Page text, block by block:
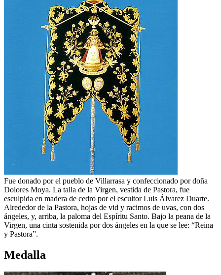
Fue donado por el pueblo de Villarrasa y confeccionado por doña
Dolores Moya. La talla de la Virgen, vestida de Pastora, fue
esculpida en madera de cedro por el escultor Luis Álvarez Duarte.
Alrededor de la Pastora, hojas de vid y racimos de uvas, con dos
ángeles, y, arriba, la paloma del Espíritu Santo. Bajo la peana de la
Virgen, una cinta sostenida por dos ángeles en la que se lee: “Reina
y Pastora”.
Medalla